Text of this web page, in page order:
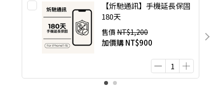
【炘馳通訊】手機延長保固
180天
售價 NT$1,200
加價購NT$900